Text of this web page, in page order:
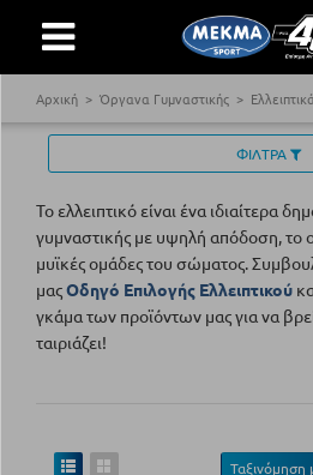
Αρχική Όργανα Γυμναστικής Ελλειπτικά
ΦΙΛΤΡΑ
Το ελλειπτικό είναι ένα ιδιαίτερα
γυμναστικής με υψηλή απόδοση, το
μυϊκές ομάδες του σώματος.
μαςΟδηγό Επιλογής Ελλειπτικού
γκάμα των προϊόντων μας για να
ταιριάζει!
Ταξινόμηση